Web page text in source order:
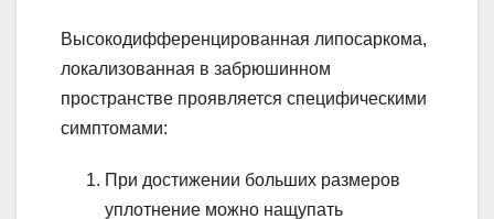
Высокодифференцированная липосаркома,
локализованная в забрюшинном
пространстве проявляется специфическими
симптомами:
При достижении больших размеров
уплотнение можно нащупать